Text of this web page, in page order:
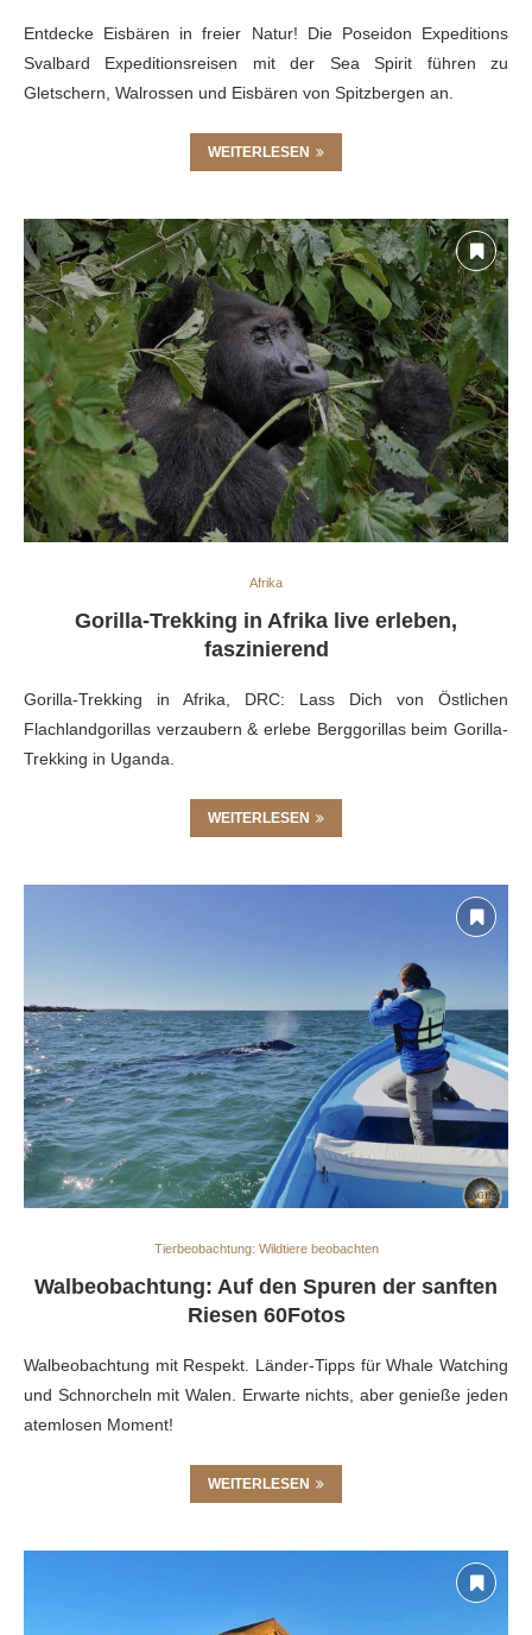
Entdecke Eisbären in freier Natur! Die Poseidon Expeditions
Svalbard Expeditionsreisen mit der Sea Spirit führen zu
Gletschern, Walrossen und Eisbären von Spitzbergen an.
WEITERLESEN
Afrika
Gorilla-Trekking in Afrika live erleben,
faszinierend
Gorilla-Trekking in Afrika, DRC: Lass Dich von Östlichen
Flachlandgorillas verzaubern & erlebe Berggorillas beim Gorilla-
Trekking in Uganda.
WEITERLESEN
Tierbeobachtung: Wildtiere beobachten
Walbeobachtung: Auf den Spuren der sanften
Riesen 60Fotos
Walbeobachtung mit Respekt. Länder-Tipps für Whale Watching
und Schnorcheln mit Walen. Erwarte nichts, aber genieße jeden
atemlosen Moment!
WEITERLESEN